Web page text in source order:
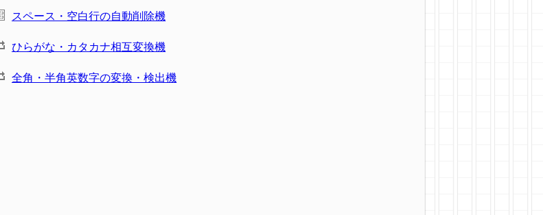
スペース・空白行の自動削除機
ひらがな・カタカナ相互変換機
全角・半角英数字の変換・検出機